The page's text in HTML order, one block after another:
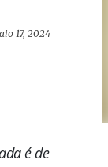
17, 2024
é de